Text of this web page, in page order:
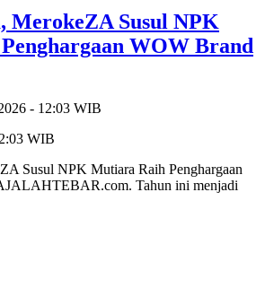
MerokeZA Susul NPK
WOW Brand
- 12:03 WIB
WIB
Susul NPK Mutiara Raih Penghargaan
Tahun ini menjadi